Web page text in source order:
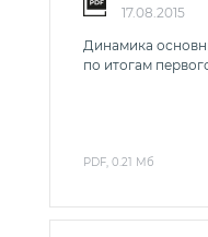
17.08.2015
Динамика
по итогам
PDF, 0.21 Мб